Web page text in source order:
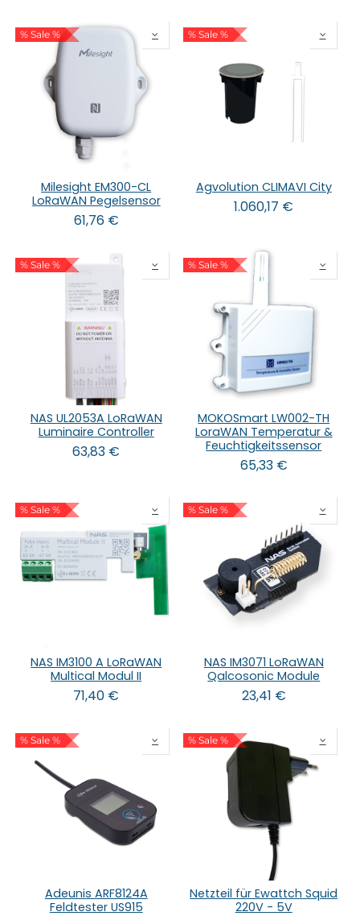
% Sale %
Milesight EM300-CL
LoRaWAN Pegelsensor
61,76€
% Sale %
Agvolution CLIMAVI City
1.060,17 €
% Sale %
NAS UL2053A LoRaWAN
Luminaire Controller
63,83 €
% Sale %
MOKOSmart LW002-TH
LoraWAN Temperatur &
Feuchtigkeitssensor
65,33€
% Sale %
NAS IM3100 A LoRaWAN
Multical Modul II
71,40 €
% Sale %
NAS IM3071 LoRaWAN
Qalcosonic Module
23,41 €
% Sale %
Adeunis ARF8124A
Feldtester US915
% Sale %
Netzteil für Ewattch Squid
220V - 5V